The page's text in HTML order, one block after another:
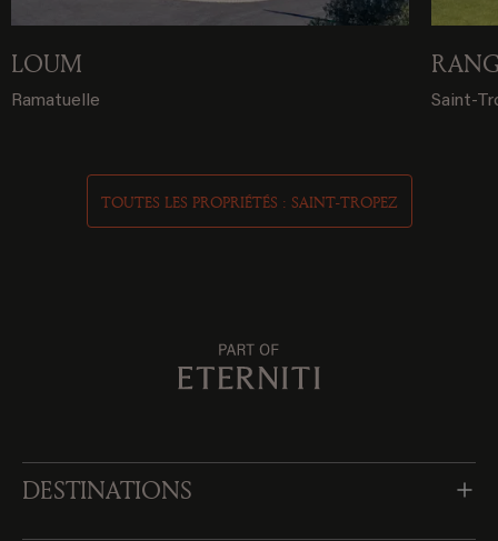
LOUM
Ramatuelle Saint-
TOUTES LES PROPRIÉTÉS : SAINT-TROPEZ
DESTINATIONS